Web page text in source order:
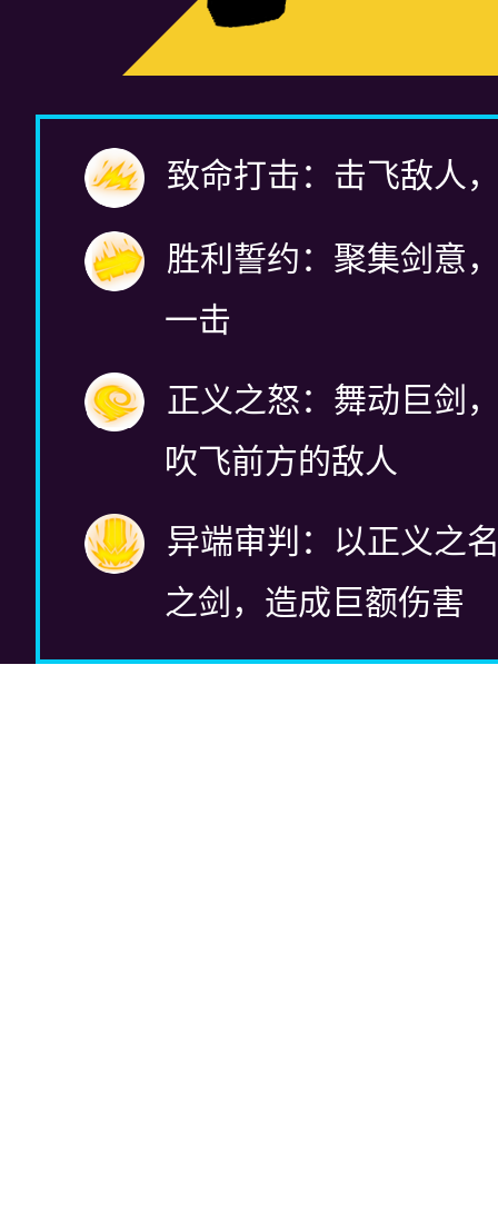
致命打击：击飞敌人
胜利誓约：聚集剑意
一击
正义之怒：舞动巨剑
吹飞前方的敌人
异端审判：以正义之
之剑，造成巨额伤害